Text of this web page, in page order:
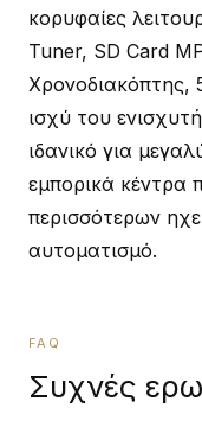
κορυφαίες
Tuner, SD Card
Χρονοδιακόπτης,
ισχύ του
ιδανικό για
εμπορικά κέντρα
περισσότερων
αυτοματισμό.
FAQ
Συχνές